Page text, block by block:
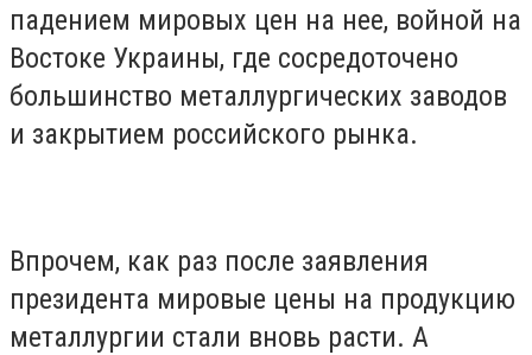
падением мировых цен на нее, войной на
Востоке Украины, где сосредоточено
большинство металлургических заводов
и закрытием российского рынка.
Впрочем, как раз после заявления
президента мировые цены на продукцию
металлургии стали вновь расти. А